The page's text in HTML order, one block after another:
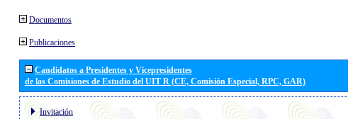
Documentos
Publicaciones
Candidatos a Presidentes y Vicepresidentes
de las Comisiones de Estudio del UIT R (CE, Comisión Especial, RPC, GAR)
Invitación